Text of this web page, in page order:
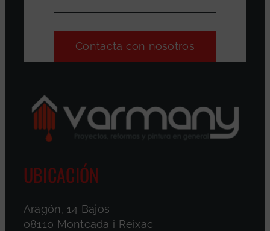
Contacta con nosotros
UBICACIÓN
Aragón, 14 Bajos
08110 Montcada i Reixac